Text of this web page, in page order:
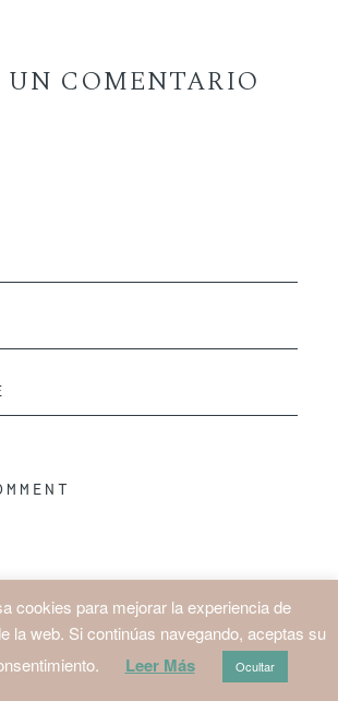
COMENTARIO
cookies para mejorar la experiencia de
la web. Si continúas navegando, aceptas su
Leer Más Ocultar